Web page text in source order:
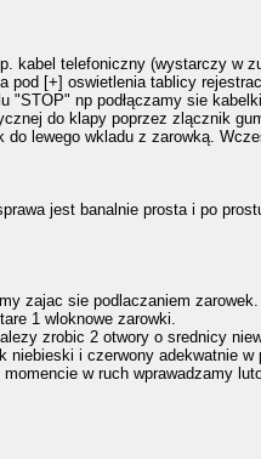
kabel telefoniczny (wystarczy w
pod [+] oswietlenia tablicy
"STOP" np podłączamy sie
do klapy poprzez zlącznik
lewego wkladu z zarowką.
jest banalnie prosta i po
zajac sie podlaczaniem zarowek.
1 wloknowe zarowki.
zrobic 2 otwory o srednicy
i czerwony adekwatnie
w ruch wprawadzamy